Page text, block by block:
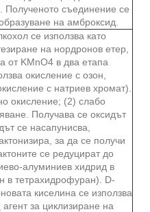
Полученото съединение се
на амброксид.
се използва като
на нордронов етер,
от KMnO4 в два етапа
окисление с озон,
с натриев хромат).
окисление; (2) слабо
Получава се оксидът
се насапунисва,
за да се получи
се редуцират до
алуминиев хидрид в
в тетрахидрофуран). D-
киселина се използва
за циклизиране на